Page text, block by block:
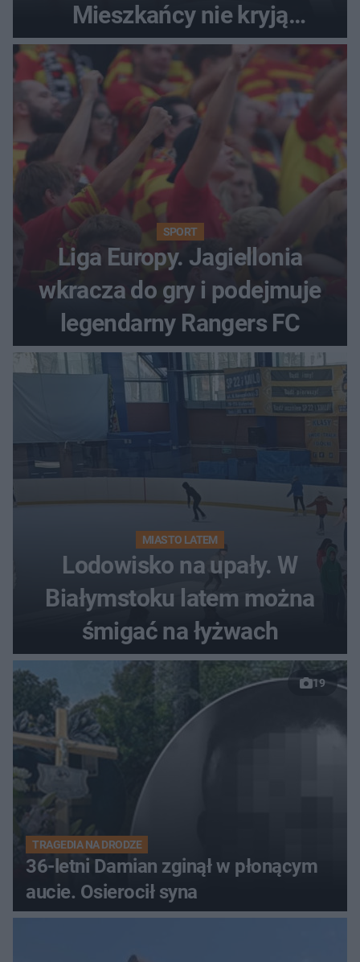
Mieszkańcy nie kryją
oburzenia!
SPORT
Liga Europy. Jagiellonia
wkracza do gry i podejmuje
legendarny Rangers FC
MIASTO LATEM
Lodowisko na upały. W
Białymstoku latem można
śmigać na łyżwach
19
TRAGEDIA NA DRODZE
36-letni Damian zginął w płonącym
aucie. Osierocił syna